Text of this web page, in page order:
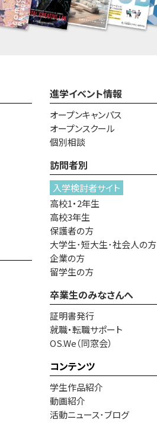
進学イベント情報
オープンキャンパス
オープンスクール
個別相談
訪問者別
入学検討者サイト
高校1・2年生
高校3年生
保護者の方
大学生･短大生･社会人の方
企業の方
留学生の方
卒業生のみなさんへ
証明書発行
就職・転職サポート
OS.We（同窓会）
コンテンツ
学生作品紹介
動画紹介
活動ニュース･ブログ